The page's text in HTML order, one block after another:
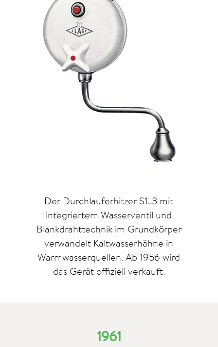
Der Durchlauferhitzer S1..3 mit
integriertem Wasserventil und
Blankdrahttechnik im Grundkörper
verwandelt Kaltwasserhähne in
Warmwasserquellen. Ab 1956 wird
das Gerät offiziell verkauft.
1961